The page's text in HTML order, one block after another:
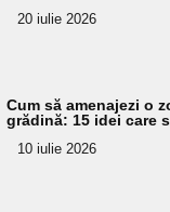
20 iulie 2026
Cum să amenajezi o
grădină: 15 idei care
10 iulie 2026